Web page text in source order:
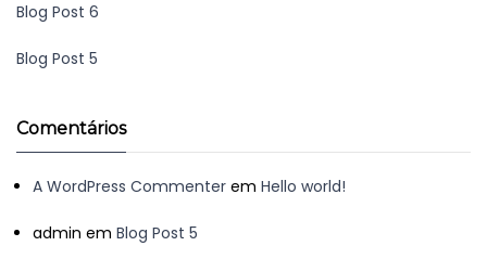
Blog Post 6
Blog Post 5
Comentários
A WordPress Commenter em Hello world!
admin em Blog Post 5